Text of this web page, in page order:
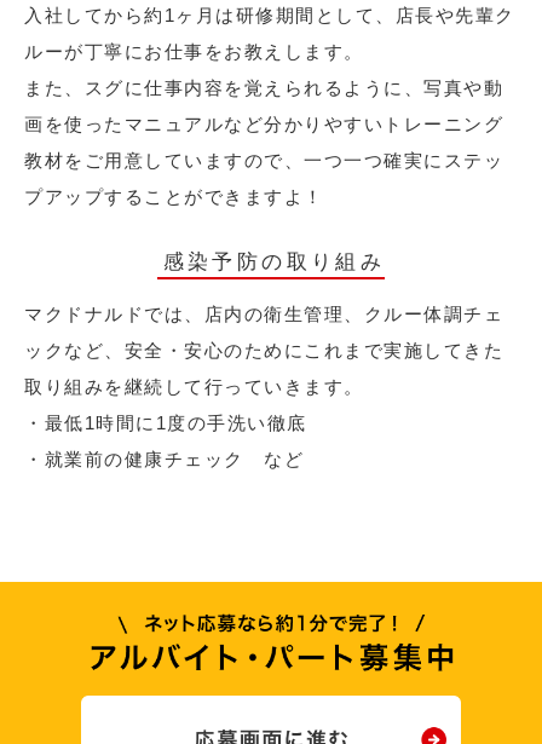
入社してから約1ヶ月は研修期間として、店長や先輩ク
ルーが丁寧にお仕事をお教えします。
また、スグに仕事内容を覚えられるように、写真や動
画を使ったマニュアルなど分かりやすいトレーニング
教材をご用意していますので、一つ一つ確実にステッ
プアップすることができますよ！
感染予防の取り組み
マクドナルドでは、店内の衛生管理、クルー体調チェ
ックなど、安全・安心のためにこれまで実施してきた
取り組みを継続して行っていきます。
・最低1時間に1度の手洗い徹底
・就業前の健康チェック など